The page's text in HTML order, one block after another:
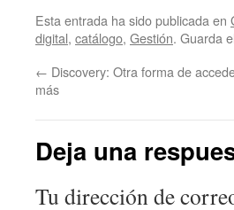
Esta entrada ha sido publicada en
digital, catálogo, Gestión. Guarda el
← Discovery: Otra forma de
más
Deja una
Tu dirección de